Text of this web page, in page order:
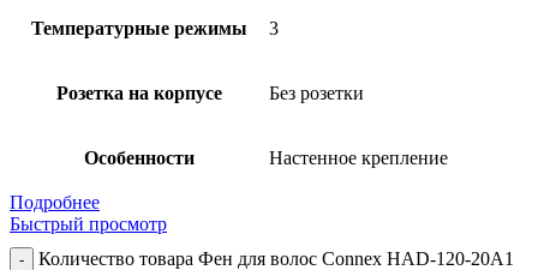
Температурные режимы 3
Розетка на корпусе Без розетки
Особенности Настенное крепление
Подробнее
Быстрый просмотр
Количество товара Фен для волос Connex HAD-120-20A1